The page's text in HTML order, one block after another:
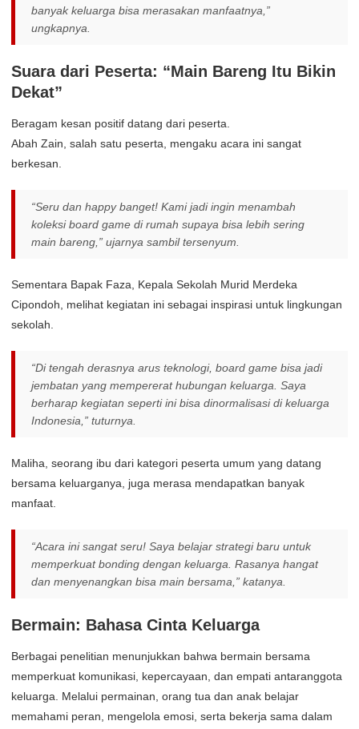
banyak keluarga bisa merasakan manfaatnya,”
ungkapnya.
Suara dari Peserta: “Main Bareng Itu Bikin
Dekat”
Beragam kesan positif datang dari peserta.
Abah Zain, salah satu peserta, mengaku acara ini sangat
berkesan.
“Seru dan happy banget! Kami jadi ingin menambah
koleksi board game di rumah supaya bisa lebih sering
main bareng,” ujarnya sambil tersenyum.
Sementara Bapak Faza, Kepala Sekolah Murid Merdeka
Cipondoh, melihat kegiatan ini sebagai inspirasi untuk lingkungan
sekolah.
“Di tengah derasnya arus teknologi, board game bisa jadi
jembatan yang mempererat hubungan keluarga. Saya
berharap kegiatan seperti ini bisa dinormalisasi di keluarga
Indonesia,” tuturnya.
Maliha, seorang ibu dari kategori peserta umum yang datang
bersama keluarganya, juga merasa mendapatkan banyak
manfaat.
“Acara ini sangat seru! Saya belajar strategi baru untuk
memperkuat bonding dengan keluarga. Rasanya hangat
dan menyenangkan bisa main bersama,” katanya.
Bermain: Bahasa Cinta Keluarga
Berbagai penelitian menunjukkan bahwa bermain bersama
memperkuat komunikasi, kepercayaan, dan empati antaranggota
keluarga. Melalui permainan, orang tua dan anak belajar
memahami peran, mengelola emosi, serta bekerja sama dalam